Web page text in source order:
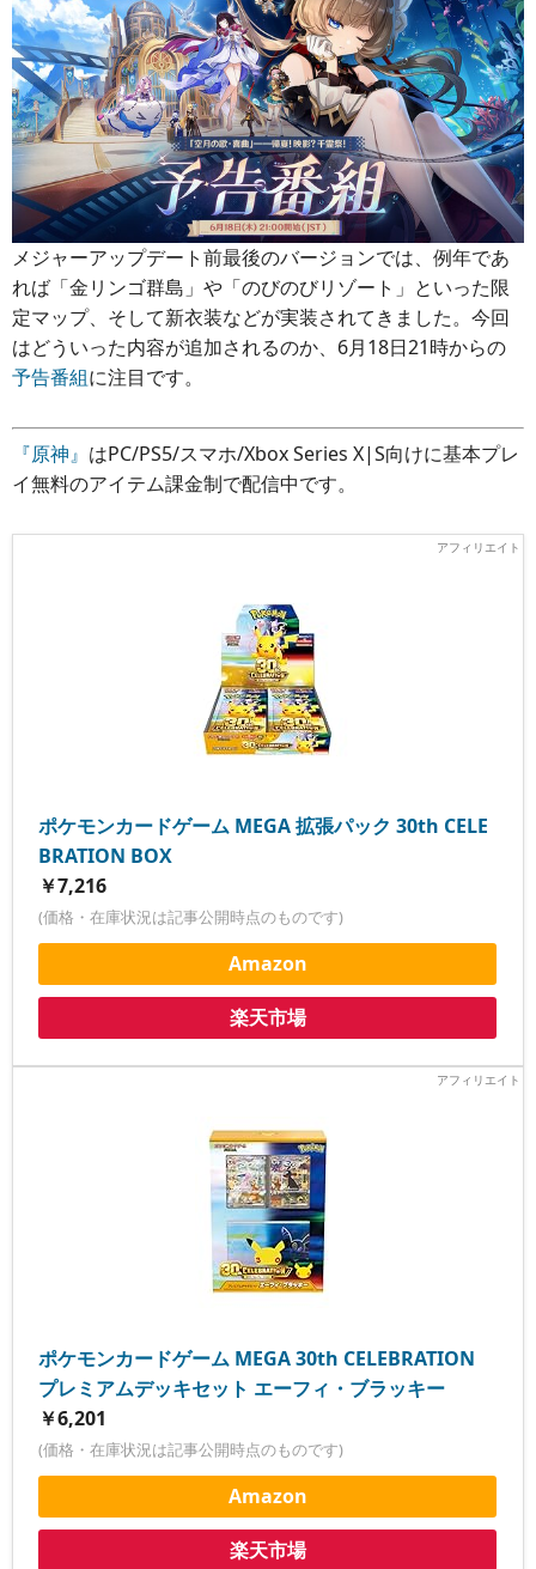
メジャーアップデート前最後のバージョンでは、例年であ
れば「金リンゴ群島」や「のびのびリゾート」といった限
定マップ、そして新衣装などが実装されてきました。今回
はどういった内容が追加されるのか、6月18日21時からの
予告番組に注目です。
『原神』 はPC/PS5/スマホ/Xbox Series X|S向けに基本プレ
イ無料のアイテム課金制で配信中です。
ポケモンカードゲーム MEGA 拡張パック 30th CELE
BRATION BOX
￥7,216
(価格・在庫状況は記事公開時点のものです)
Amazon
楽天市場
ポケモンカードゲーム MEGA 30th CELEBRATION
プレミアムデッキセット エーフィ・ブラッキー
￥6,201
(価格・在庫状況は記事公開時点のものです)
Amazon
楽天市場